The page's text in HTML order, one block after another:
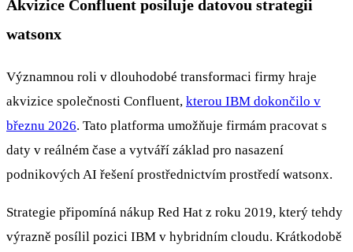
Akvizice Confluent posiluje datovou strategii
watsonx
Významnou roli v dlouhodobé transformaci firmy hraje
akvizice společnosti Confluent, kterou IBM dokončilo v
březnu 2026. Tato platforma umožňuje firmám pracovat s
daty v reálném čase a vytváří základ pro nasazení
podnikových AI řešení prostřednictvím prostředí watsonx.
Strategie připomíná nákup Red Hat z roku 2019, který tehdy
výrazně posílil pozici IBM v hybridním cloudu. Krátkodobě